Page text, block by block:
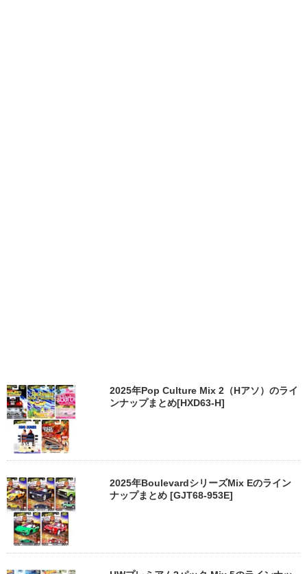
2025年Pop Culture Mix 2（Hアソ）のライ
ンナップまとめ[HXD63-H]
2025年BoulevardシリーズMix Eのライン
ナップまとめ [GJT68-953E]